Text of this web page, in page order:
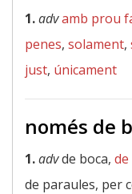
1.advamb prou
penes, solament,
just, únicament
només de
1.advde boca,
de paraules, per